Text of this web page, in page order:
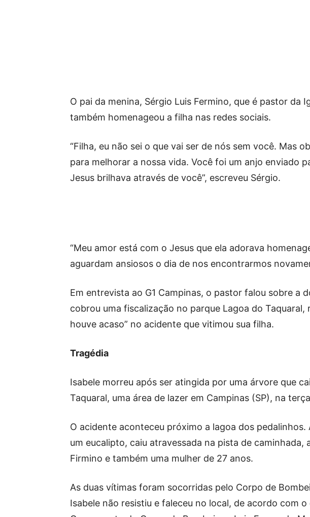
O pai da menina, Sérgio Luis Fermino, que é pastor da
também homenageou a filha nas redes sociais.
“Filha, eu não sei o que vai ser de nós sem você. Mas
para melhorar a nossa vida. Você foi um anjo enviado
Jesus brilhava através de você”, escreveu Sérgio.
“Meu amor está com o Jesus que ela adorava
aguardam ansiosos o dia de nos encontrarmos
Em entrevista ao G1 Campinas, o pastor falou sobre a
cobrou uma fiscalização no parque Lagoa do Taquaral,
houve acaso” no acidente que vitimou sua filha.
Tragédia
Isabele morreu após ser atingida por uma árvore que
Taquaral, uma área de lazer em Campinas (SP), na
O acidente aconteceu próximo a lagoa dos
um eucalipto, caiu atravessada na pista de caminhada,
Firmino e também uma mulher de 27 anos.
As duas vítimas foram socorridas pelo Corpo de
Isabele não resistiu e faleceu no local, de acordo com o